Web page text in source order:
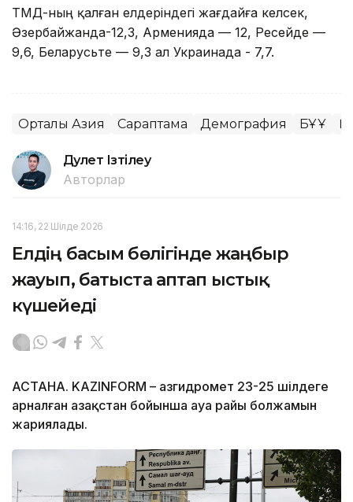
ТМД-ның қалған елдеріндегі жағдайға келсек,
Әзербайжанда-12,3, Арменияда — 12, Ресейде —
9,6, Беларусьте — 9,3 ал Украинада - 7,7.
Орталық Азия Сараптама Демография БҰҰ
Дәулет Ізтілеу
Авторлар
14:16, 22 Шілде 2026
Елдің басым бөлігінде жаңбыр
жауып, батыста аптап ыстық
күшейеді
АСТАНА. KAZINFORM – Қазгидромет 23-25 шілдеге
арналған Қазақстан бойынша ауа райы болжамын
жариялады.